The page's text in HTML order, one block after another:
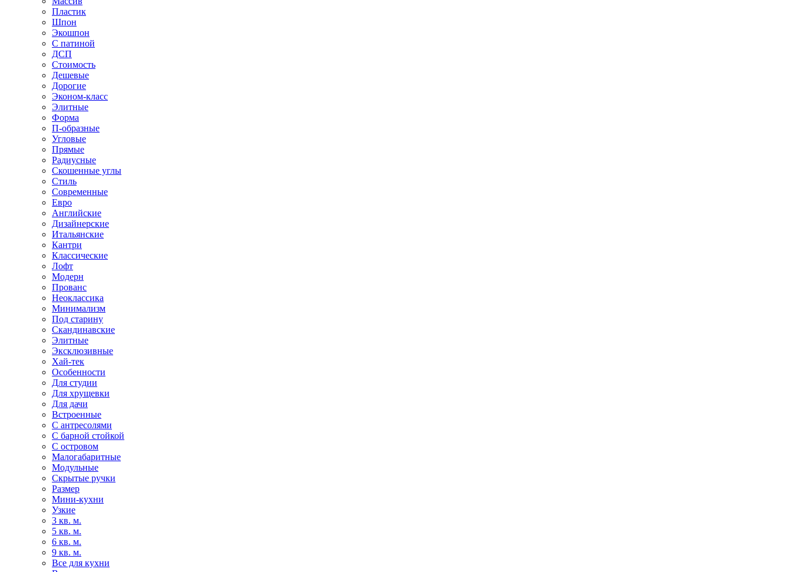
Пластик
Шпон
Экошпон
С патиной
ДСП
Стоимость
Дешевые
Дорогие
Эконом-класс
Элитные
Форма
П-образные
Угловые
Прямые
Радиусные
Скошенные углы
Стиль
Современные
Евро
Английские
Дизайнерские
Итальянские
Кантри
Классические
Лофт
Модерн
Прованс
Неоклассика
Минимализм
Под старину
Скандинавские
Элитные
Эксклюзивные
Хай-тек
Особенности
Для студии
Для хрущевки
Для дачи
Встроенные
С антресолями
С барной стойкой
С островом
Малогабаритные
Модульные
Скрытые ручки
Размер
Мини-кухни
Узкие
3 кв. м.
5 кв. м.
6 кв. м.
9 кв. м.
Все для кухни